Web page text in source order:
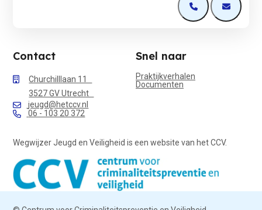
Open deOpen de
Contact
Churchilllaan 11
3527 GV Utrecht
jeugd@hetccv.nl
06 - 103 20 372
Snel naar
Praktijkverhalen
Documenten
Wegwijzer Jeugd en Veiligheid is een website van het CCV.